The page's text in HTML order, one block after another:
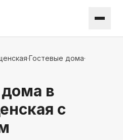
·Гостевые дома·
дома в
с